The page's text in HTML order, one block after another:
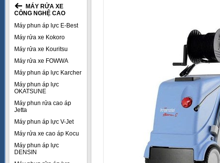
MÁY RỬA XE
CÔNG NGHỆ CAO
Máy phun áp lực E-Best
Máy rửa xe Kokoro
Máy rửa xe Kouritsu
Máy rửa xe FOWWA
Máy phun áp lực Karcher
Máy phun áp lực
OKATSUNE
Máy phun rửa cao áp
Jetta
Máy phun áp lực V-Jet
Máy rửa xe cao áp Kocu
Máy phun áp lực
DENSIN